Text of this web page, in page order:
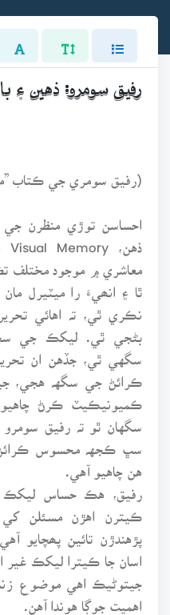
رفيق سومرو: ذهين ۽
(رفيق سومري جي ڪتاب
احساسن توڙي منظرن
معاشري ۾ موجود مختلف
ٿا ۽ انھيءَ را ميٽيرل
نڪري ٿي، تہ اهائي
بڻجي ٿي. ليکڪ جي
سگهي ٿي، جڏهن ان
ڪرائڻ جي سگهہ هجي،
ڪميونيڪيٽ ڪرڻ
سگهان ٿو تہ رفيق
سڀ ڪجهہ محسوس
هن چاهيو آهي.
رفيق، هڪ حساس
ڪيترن اهڙن مسئلن
پڙهندڙن تائين پھچايو
اسان جا ڪيترا ليکڪ غير
جيتوڻيڪ اهي موضوع
اهميت جوڳا هوندا آهن.